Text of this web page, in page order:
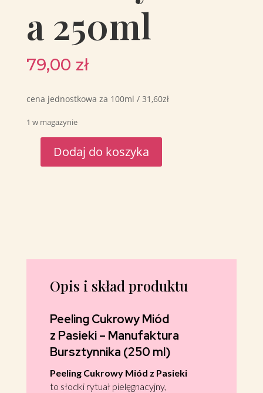
a 250ml
79,00 zł
cena jednostkowa za 100ml / 31,60zł
1 w magazynie
Dodaj do koszyka
Opis i skład produktu
Peeling Cukrowy Miód
z Pasieki – Manufaktura
Bursztynnika (250 ml)
Peeling Cukrowy Miód z Pasieki
to słodki rytuał pielęgnacyjny,